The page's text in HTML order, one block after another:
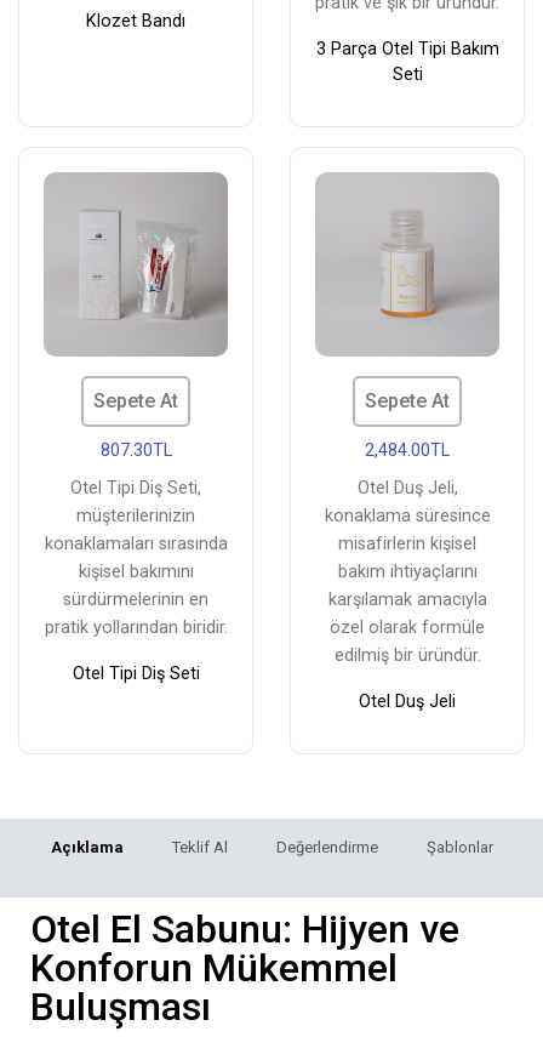
Açıklama Teklif Al Değerlendirme Şablonlar
Otel El Sabunu: Hijyen ve
Konforun Mükemmel
Buluşması
Klozet Bandı
3 Parça Otel Tipi Bakım
Seti
Sepete At
807.30TL
Otel Tipi Diş Seti,
müşterilerinizin
konaklamaları sırasında
kişisel bakımını
sürdürmelerinin en
pratik yollarından biridir.
Otel Tipi Diş Seti
Sepete At
2,484.00TL
Otel Duş Jeli,
konaklama süresince
misafirlerin kişisel
bakım ihtiyaçlarını
karşılamak amacıyla
özel olarak formüle
edilmiş bir üründür.
Otel Duş Jeli